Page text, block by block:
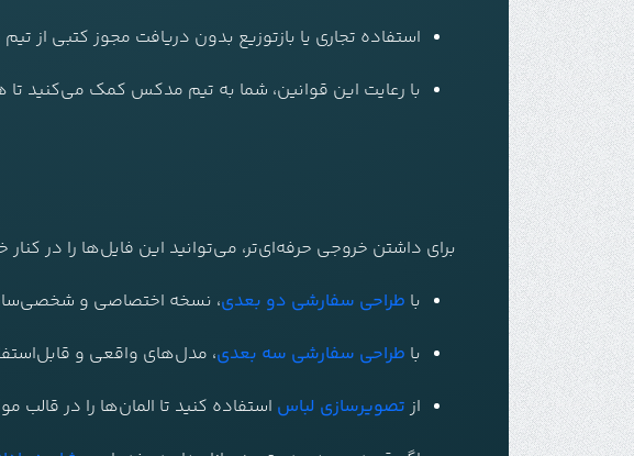
استفاده تجاری یا بازتوزیع بدون دریافت مجوز کتبی
با رعایت این قوانین، شما به تیم مدکس کمک می‌کنید تا
برای داشتن خروجی حرفه‌ای‌تر، می‌توانید این فایل‌ها را در
با طراحی سفارشی دو بعدی، نسخه اختصاصی و
با طراحی سفارشی سه بعدی، مدل‌های واقعی و
از تصویرسازی لباس استفاده کنید تا المان‌ها را در